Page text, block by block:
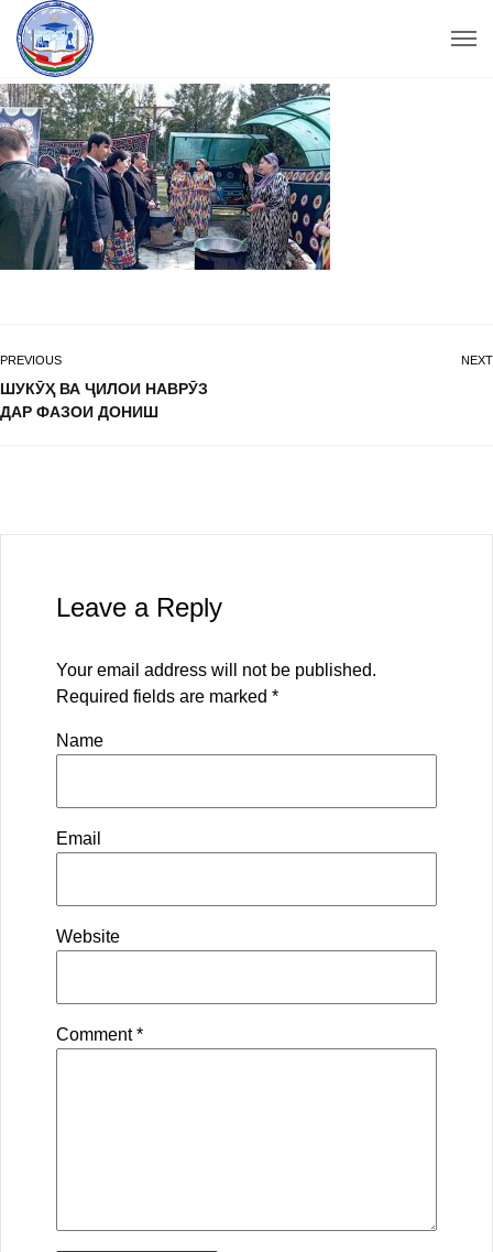
PREVIOUS
ШУКӮҲ ВА ҶИЛОИ НАВРӮЗ
ДАР ФАЗОИ ДОНИШ
NEXT
Leave a Reply
Your email address will not be published.
Required fields are marked *
Name
Email
Website
Comment*